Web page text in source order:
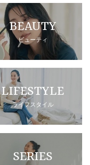
BEAUTY
ビューティ
LIFESTYLE
ライフスタイル
SERIES